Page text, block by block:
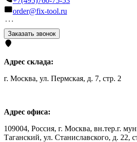
order@fix-tool.ru
Заказать звонок
Адрес склада:
г. Москва, ул. Пермская, д. 7, стр. 2
Адрес офиса:
109004, Россия, г. Москва, вн.тер.г.
Таганский, ул. Станиславского, д. 22,